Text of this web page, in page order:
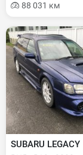
88 031 км
SUBARU LEGACY